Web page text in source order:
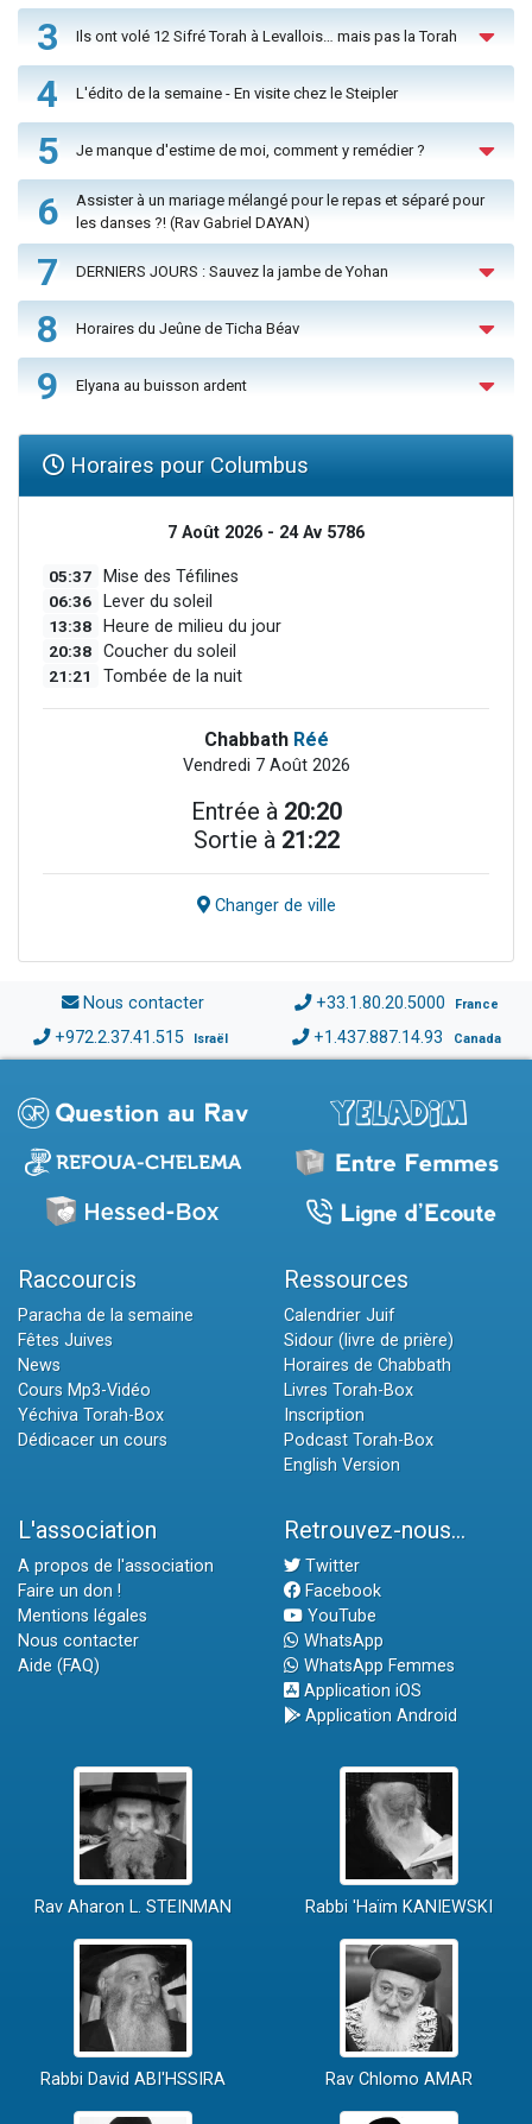
3 Ils ont volé 12 Sifré Torah à Levallois… mais pas la Torah
4 L'édito de la semaine - En visite chez le Steipler
5 Je manque d'estime de moi, comment y remédier ?
6
Assister à un mariage mélangé pour le repas et séparé pour
les danses ?! (Rav Gabriel DAYAN)
7 DERNIERS JOURS : Sauvez la jambe de Yohan
8 Horaires du Jeûne de Ticha Béav
9 Elyana au buisson ardent
Horaires pour Columbus
7 Août 2026 - 24 Av 5786
05:37 Mise des Téfilines
06:36 Lever du soleil
13:38 Heure de milieu du jour
20:38 Coucher du soleil
21:21 Tombée de la nuit
Chabbath Réé
Vendredi 7 Août 2026
Entrée à 20:20
Sortie à 21:22
Changer de ville
Nous contacter +33.1.80.20.5000 France
+972.2.37.41.515 Israël +1.437.887.14.93 Canada
Raccourcis
Paracha de la semaine
Fêtes Juives
News
Cours Mp3-Vidéo
Yéchiva Torah-Box
Dédicacer un cours
Ressources
Calendrier Juif
Sidour (livre de prière)
Horaires de Chabbath
Livres Torah-Box
Inscription
Podcast Torah-Box
English Version
L'association
A propos de l'association
Faire un don !
Mentions légales
Nous contacter
Aide (FAQ)
Retrouvez-nous...
Twitter
Facebook
YouTube
WhatsApp
WhatsApp Femmes
Application iOS
Application Android
Rav Aharon L. STEINMAN Rabbi 'Haïm KANIEWSKI
Rabbi David ABI'HSSIRA Rav Chlomo AMAR